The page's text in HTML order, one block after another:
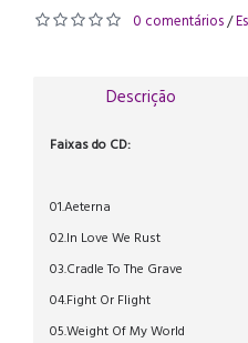
0 comentários/
Descrição
Faixas do CD:
01.Aeterna
02.In Love We Rust
03.Cradle To The Grave
04.Fight Or Flight
05.Weight Of My World